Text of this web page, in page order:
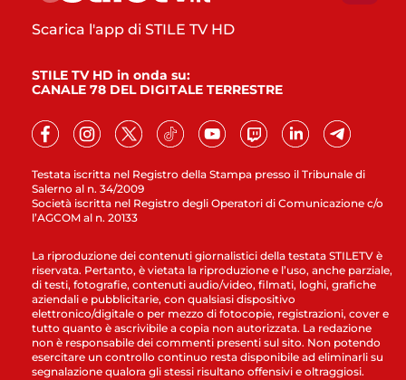
Testata iscritta nel Registro della Stampa presso il Tribunale di
Salerno al n. 34/2009
Società iscritta nel Registro degli Operatori di Comunicazione c/o
l’AGCOM al n. 20133
Scarica l'app di STILE TV HD
STILE TV HD in onda su:
CANALE 78 DEL DIGITALE TERRESTRE
La riproduzione dei contenuti giornalistici della testata STILETV è
riservata. Pertanto, è vietata la riproduzione e l’uso, anche parziale,
di testi, fotografie, contenuti audio/video, filmati, loghi, grafiche
aziendali e pubblicitarie, con qualsiasi dispositivo
elettronico/digitale o per mezzo di fotocopie, registrazioni, cover e
tutto quanto è ascrivibile a copia non autorizzata. La redazione
non è responsabile dei commenti presenti sul sito. Non potendo
esercitare un controllo continuo resta disponibile ad eliminarli su
segnalazione qualora gli stessi risultano offensivi e oltraggiosi.